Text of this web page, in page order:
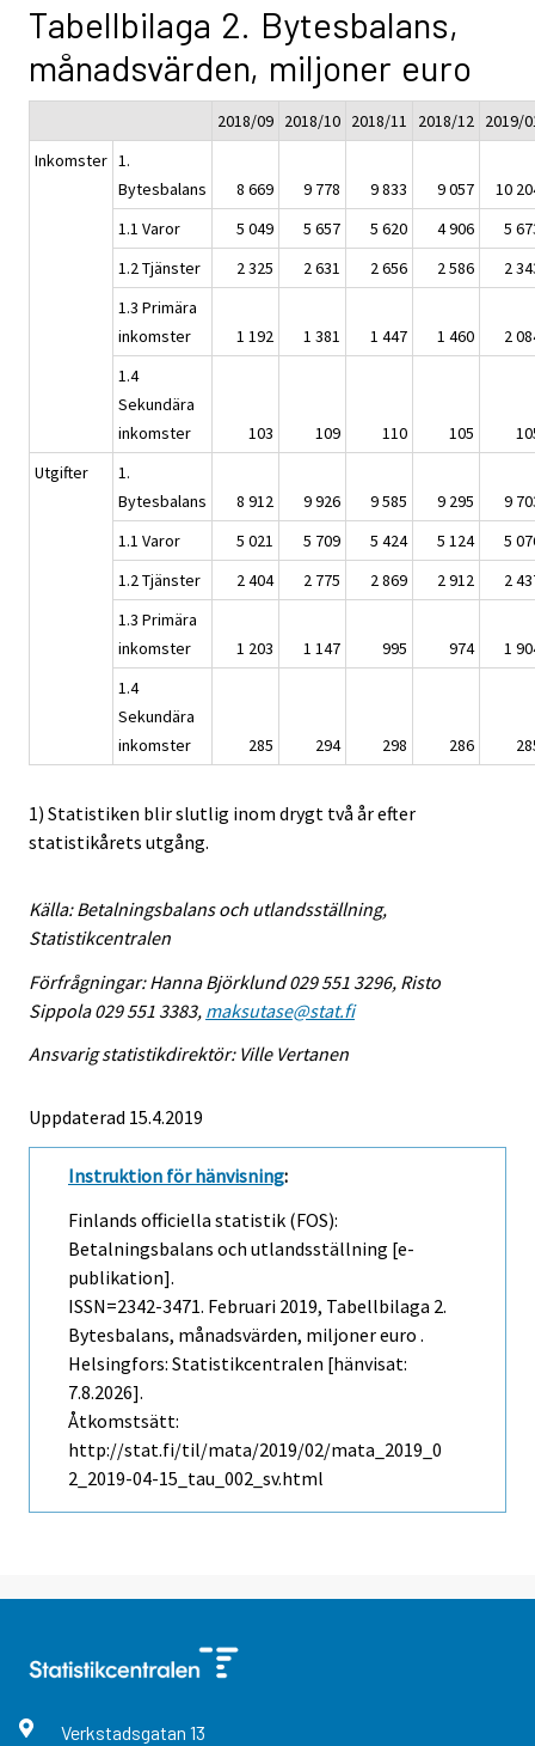
Tabellbilaga 2. Bytesbalans,
månadsvärden, miljoner euro
2018/09 2018/10 2018/11 2018/12 2019/
Inkomster 1.
Bytesbalans
8 669 9 778 9 833 9 057
10
1.1 Varor
5 049 5 657 5 620 4 906
5
1.2 Tjänster
2 325 2 631 2 656 2 586
2
1.3 Primära
inkomster
1 192 1 381 1 447 1 460
2
1.4
Sekundära
inkomster
103 109 110 105
Utgifter
1.
Bytesbalans
8 912 9 926 9 585 9 295
9
1.1 Varor
5 021 5 709 5 424 5 124
5
1.2 Tjänster
2 404 2 775 2 869 2 912
2
1.3 Primära
inkomster
1 203 1 147 995 974
1
1.4
Sekundära
inkomster
285 294 298 286
1) Statistiken blir slutlig inom drygt två år efter
statistikårets utgång.
Källa: Betalningsbalans och utlandsställning,
Statistikcentralen
Förfrågningar: Hanna Björklund 029 551 3296, Risto
Sippola 029 551 3383, maksutase@stat.fi
Ansvarig statistikdirektör: Ville Vertanen
Uppdaterad 15.4.2019
Instruktion för hänvisning:
Finlands officiella statistik (FOS):
Betalningsbalans och utlandsställning [e-
publikation].
ISSN=2342-3471. Februari 2019, Tabellbilaga 2.
Bytesbalans, månadsvärden, miljoner euro .
Helsingfors: Statistikcentralen [hänvisat:
7.8.2026].
Åtkomstsätt:
http://stat.fi/til/mata/2019/02/mata_2019_0
2_2019-04-15_tau_002_sv.html
Verkstadsgatan 13